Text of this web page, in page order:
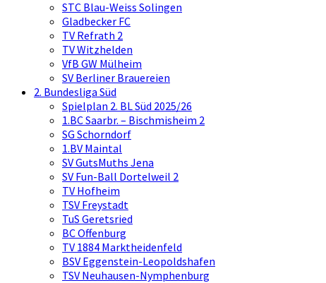
STC Blau-Weiss Solingen
Gladbecker FC
TV Refrath 2
TV Witzhelden
VfB GW Mülheim
SV Berliner Brauereien
2. Bundesliga Süd
Spielplan 2. BL Süd 2025/26
1.BC Saarbr. – Bischmisheim 2
SG Schorndorf
1.BV Maintal
SV GutsMuths Jena
SV Fun-Ball Dortelweil 2
TV Hofheim
TSV Freystadt
TuS Geretsried
BC Offenburg
TV 1884 Marktheidenfeld
BSV Eggenstein-Leopoldshafen
TSV Neuhausen-Nymphenburg